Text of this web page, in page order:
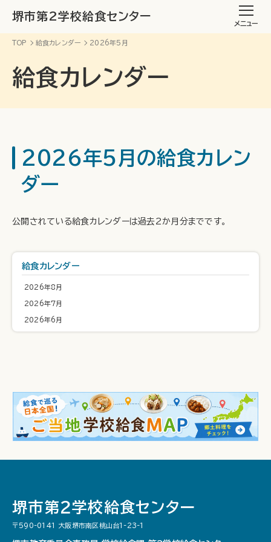
堺市第2学校給食センター
メニュー
TOP 給食カレンダー 2026年5月
給食カレンダー
2026年5月の給食カレン
ダー
公開されている給食カレンダーは過去2か月分までです。
給食カレンダー
2026年8月
2026年7月
2026年6月
堺市第２学校給食センター
〒590-0141 大阪堺市南区桃山台1-23-1